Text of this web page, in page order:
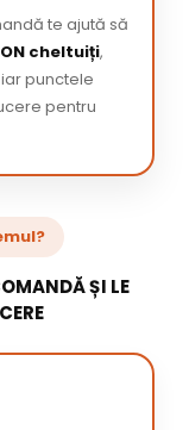
te ajută să
cheltuiți,
punctele
pentru
ȘI LE